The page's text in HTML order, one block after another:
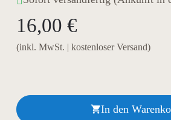
16,00 €
(inkl. MwSt. | kostenloser Versand)
In den